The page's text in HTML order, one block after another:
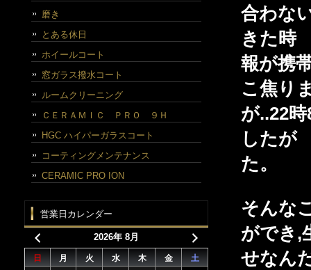
合わな
きた時
報が携
こ焦り
が..22
したが
た。
そんな
ができ,
せなん
磨き
とある休日
ホイールコート
窓ガラス撥水コート
ルームクリーニング
ＣＥＲＡＭＩＣ ＰＲＯ ９Ｈ
HGC ハイパーガラスコート
コーティングメンテナンス
CERAMIC PRO ION
営業日カレンダー
2026年 8月
日 月 火 水 木 金 土